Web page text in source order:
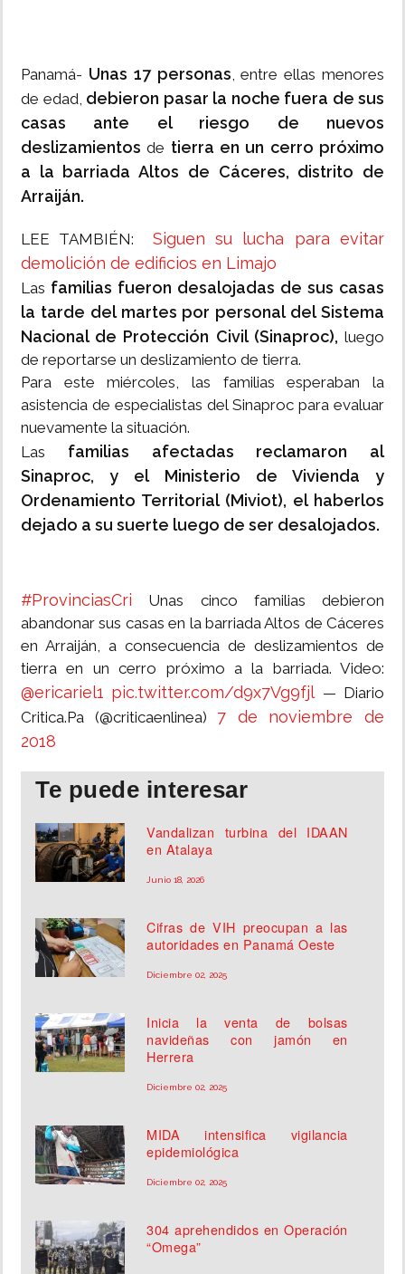
Panamá- Unas 17 personas, entre ellas menores
de edad, debieron pasar la noche fuera de sus
casas ante el riesgo de nuevos
deslizamientos de tierra en un cerro próximo
a la barriada Altos de Cáceres, distrito de
Arraiján.
LEE TAMBIÉN: Siguen su lucha para evitar
demolición de edificios en Limajo
Las familias fueron desalojadas de sus casas
la tarde del martes por personal del Sistema
Nacional de Protección Civil (Sinaproc), luego
de reportarse un deslizamiento de tierra.
Para este miércoles, las familias esperaban la
asistencia de especialistas del Sinaproc para evaluar
nuevamente la situación.
Las familias afectadas reclamaron al
Sinaproc, y el Ministerio de Vivienda y
Ordenamiento Territorial (Miviot), el haberlos
dejado a su suerte luego de ser desalojados.
#ProvinciasCri Unas cinco familias debieron
abandonar sus casas en la barriada Altos de Cáceres
en Arraiján, a consecuencia de deslizamientos de
tierra en un cerro próximo a la barriada. Video:
@ericariel1 pic.twitter.com/d9x7Vg9fjl— Diario
Critica.Pa (@criticaenlinea) 7 de noviembre de
2018
Te puede interesar
Vandalizan turbina del IDAAN
en Atalaya
Junio 18, 2026
Cifras de VIH preocupan a las
autoridades en Panamá Oeste
Diciembre 02, 2025
Inicia la venta de bolsas
navideñas con jamón en
Herrera
Diciembre 02, 2025
MIDA intensifica vigilancia
epidemiológica
Diciembre 02, 2025
304 aprehendidos en Operación
“Omega”